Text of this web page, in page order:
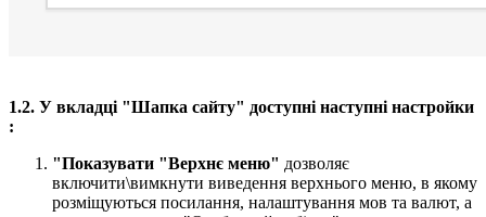
1.2. У вкладці "Шапка сайту" доступні наступні настройки​
:
"Показувати "Верхнє меню" дозволяє
включити\вимкнути виведення верхнього меню, в якому
розміщуються посилання, налаштування мов та валют, а